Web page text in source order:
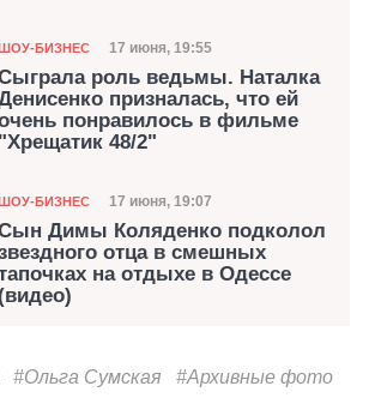
БИЗНЕС Дата публикации
17 июня, 19:55
роль ведьмы. Наталка
призналась, что ей
понравилось в фильме
"Хрещатик 48/2"
БИЗНЕС Дата публикации
17 июня, 19:07
Димы Коляденко подколол
отца в смешных
на отдыхе в Одессе
#Ольга Сумская #Архивные фото